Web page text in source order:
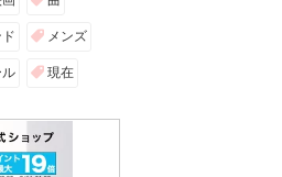
メンズ
ル 現在